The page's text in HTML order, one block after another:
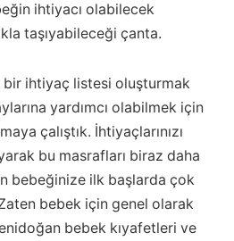
ihtiyacı olabilecek
taşıyabileceği çanta.
ihtiyaç listesi oluşturmak
yardımcı olabilmek için
çalıştık. İhtiyaçlarınızı
bu masrafları biraz daha
bebeğinize ilk başlarda çok
bebek için genel olarak
bebek kıyafetleri ve